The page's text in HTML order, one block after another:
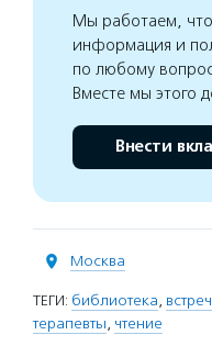
Мы работаем,
информация и
по любому
Вместе мы этого
Внести
Москва
ТЕГИ: библиотека,
терапевты, чтение